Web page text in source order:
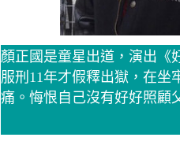
顏正國是童星出道，演出《
服刑11年才假釋出獄，在坐
痛。悔恨自己沒有好好照顧